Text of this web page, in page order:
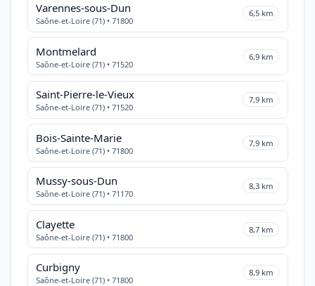
Varennes-sous-Dun
Saône-et-Loire (71) • 71800
6,5 km
Montmelard
Saône-et-Loire (71) • 71520
6,9 km
Saint-Pierre-le-Vieux
Saône-et-Loire (71) • 71520
7,9 km
Bois-Sainte-Marie
Saône-et-Loire (71) • 71800
7,9 km
Mussy-sous-Dun
Saône-et-Loire (71) • 71170
8,3 km
Clayette
Saône-et-Loire (71) • 71800
8,7 km
Curbigny
Saône-et-Loire (71) • 71800
8,9 km